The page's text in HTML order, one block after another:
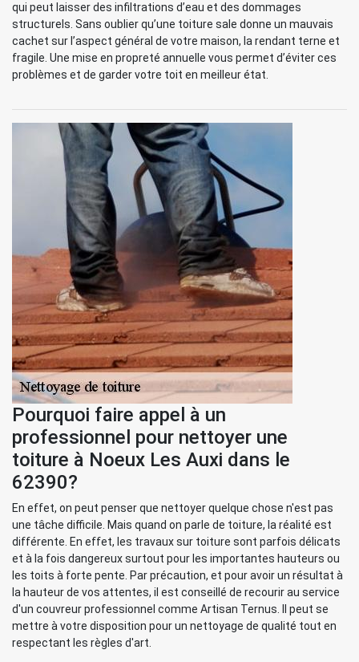
qui peut laisser des infiltrations d’eau et des dommages
structurels. Sans oublier qu’une toiture sale donne un mauvais
cachet sur l’aspect général de votre maison, la rendant terne et
fragile. Une mise en propreté annuelle vous permet d’éviter ces
problèmes et de garder votre toit en meilleur état.
Pourquoi faire appel à un
professionnel pour nettoyer une
toiture à Noeux Les Auxi dans le
62390?
En effet, on peut penser que nettoyer quelque chose n'est pas
une tâche difficile. Mais quand on parle de toiture, la réalité est
différente. En effet, les travaux sur toiture sont parfois délicats
et à la fois dangereux surtout pour les importantes hauteurs ou
les toits à forte pente. Par précaution, et pour avoir un résultat à
la hauteur de vos attentes, il est conseillé de recourir au service
d'un couvreur professionnel comme Artisan Ternus. Il peut se
mettre à votre disposition pour un nettoyage de qualité tout en
respectant les règles d'art.